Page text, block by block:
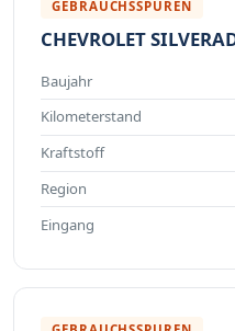
GEBRAUCHSSPUREN
CHEVROLET
Baujahr
Kilometerstand
Kraftstoff
Region
Eingang